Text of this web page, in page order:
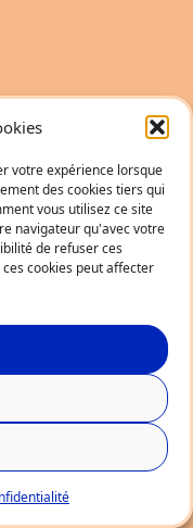
votre expérience lorsque
des cookies tiers qui
vous utilisez ce site
navigateur qu'avec votre
de refuser ces
cookies peut affecter